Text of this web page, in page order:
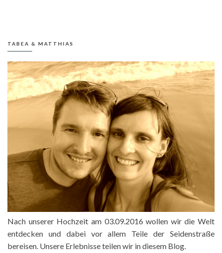
TABEA & MATTHIAS
Nach unserer Hochzeit am 03.09.2016 wollen wir die Welt
entdecken und dabei vor allem Teile der Seidenstraße
bereisen. Unsere Erlebnisse teilen wir in diesem Blog.